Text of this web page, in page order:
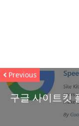
Previous
구글 사이트킷